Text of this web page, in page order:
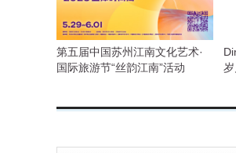
第五届中国苏州江南文化艺术·
国际旅游节“丝韵江南”活动